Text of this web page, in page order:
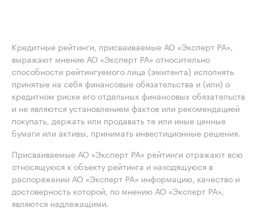
Кредитные рейтинги, присваиваемые АО «Эксперт РА»,
выражают мнение АО «Эксперт РА» относительно
способности рейтингуемого лица (эмитента) исполнять
принятые на себя финансовые обязательства и (или) о
кредитном риске его отдельных финансовых обязательств
и не являются установлением фактов или рекомендацией
покупать, держать или продавать те или иные ценные
бумаги или активы, принимать инвестиционные решения.
Присваиваемые АО «Эксперт РА» рейтинги отражают всю
относящуюся к объекту рейтинга и находящуюся в
распоряжении АО «Эксперт РА» информацию, качество и
достоверность которой, по мнению АО «Эксперт РА»,
являются надлежащими.